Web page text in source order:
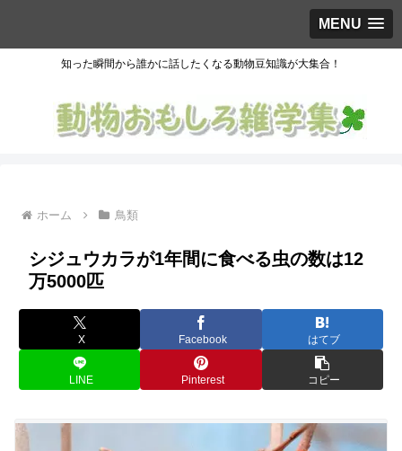
MENU
知った瞬間から誰かに話したくなる動物豆知識が大集合！
ホーム 鳥類
シジュウカラが1年間に食べる虫の数は12
万5000匹
X Facebook はてブ
LINE Pinterest コピー